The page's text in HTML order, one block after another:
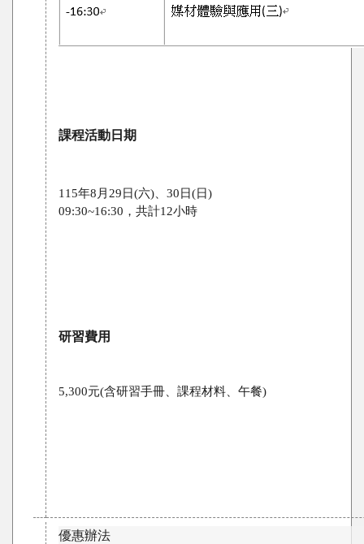
課程活動日期
09:30~16:30，共計12小時
研習費用
5,300元(含研習手冊、課程材料、午餐)
優惠辦法